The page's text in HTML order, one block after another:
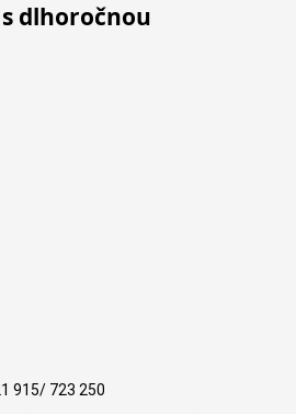
dlhoročnou
915/ 723 250